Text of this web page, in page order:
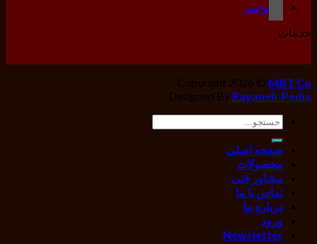
توئیتر
خدمات
Copyright 2026 © MBT Co
Designed By Rayaneh-Pedia
جستجو
برای:
صفحه اصلی
محصولات
مشاور فنی
تماس با ما
درباره ما
ورود
Newsletter